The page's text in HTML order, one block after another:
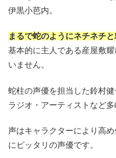
伊黒小芭内。
まるで蛇のようにネチネチ
基本的に主人である産屋敷
いません。
蛇柱の声優を担当した鈴村
ラジオ・アーティストなど
声はキャラクターにより高
にピッタリの声優です。